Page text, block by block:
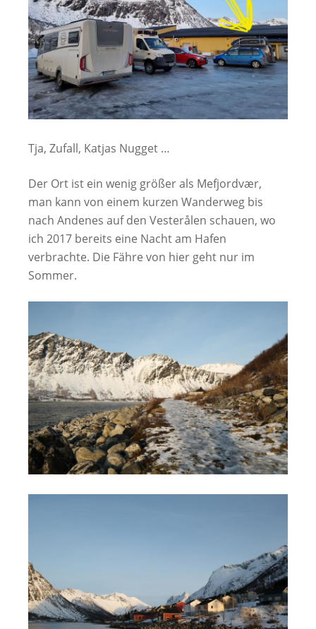
Tja, Zufall, Katjas Nugget …
Der Ort ist ein wenig größer als Mefjordvær,
man kann von einem kurzen Wanderweg bis
nach Andenes auf den Vesterålen schauen, wo
ich 2017 bereits eine Nacht am Hafen
verbrachte. Die Fähre von hier geht nur im
Sommer.